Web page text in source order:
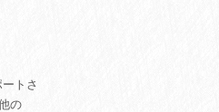
トさ
の